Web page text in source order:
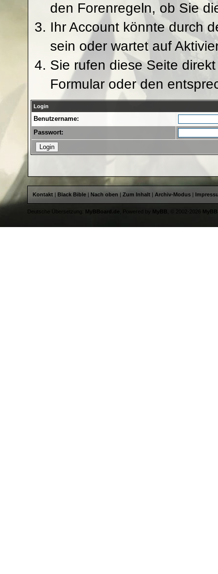
den Forenregeln, ob Sie
Ihr Account könnte durch
sein oder wartet auf
Sie rufen diese Seite
Formular oder den
Login
Benutzername:
Passwort:
Kontakt |Black Bible |Nach oben |Zum Inhalt | Archiv-Modus |
Deutsche Übersetzung: MyBBoard.de , Powered by MyBB , © 2002-2026